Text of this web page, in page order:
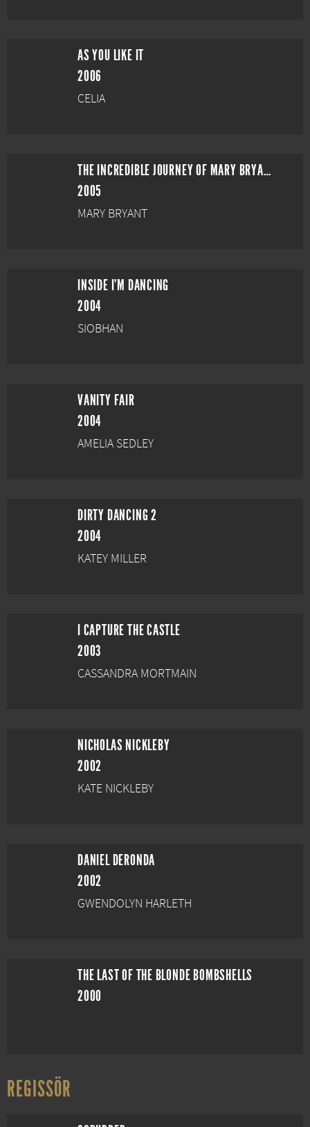
AS YOU LIKE IT
2006
CELIA
THE INCREDIBLE JOURNEY OF MARY BRYANT
2005
MARY BRYANT
INSIDE I'M DANCING
2004
SIOBHAN
VANITY FAIR
2004
AMELIA SEDLEY
DIRTY DANCING 2
2004
KATEY MILLER
I CAPTURE THE CASTLE
2003
CASSANDRA MORTMAIN
NICHOLAS NICKLEBY
2002
KATE NICKLEBY
DANIEL DERONDA
2002
GWENDOLYN HARLETH
THE LAST OF THE BLONDE BOMBSHELLS
2000
REGISSÖR